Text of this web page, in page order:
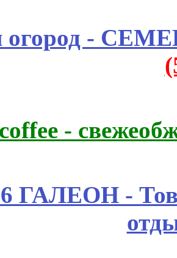
огород -
-
ГАЛЕОН -